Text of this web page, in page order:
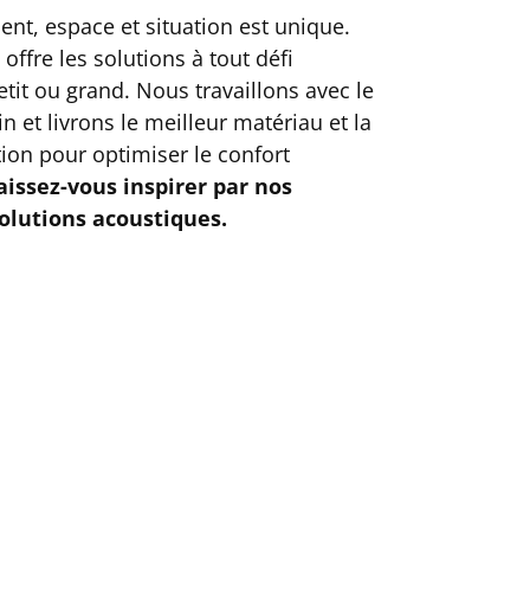
espace et situation est unique.
offre les solutions à tout défi
ou grand. Nous travaillons avec le
et livrons le meilleur matériau et la
pour optimiser le confort
vous inspirer par nos
acoustiques.